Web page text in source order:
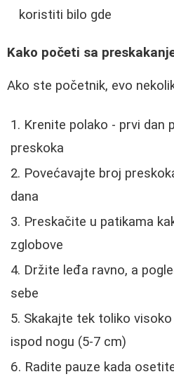
koristiti bilo gde
Kako početi sa
Ako ste početnik, evo
Krenite polako - prvi dan
preskoka
Povećavajte broj
dana
Preskačite u patikama
zglobove
Držite leđa ravno, a
sebe
Skakajte tek toliko
ispod nogu (5-7 cm)
Radite pauze kada